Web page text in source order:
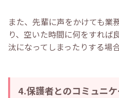
また、先輩に声をかけても業
り、空いた時間に何をすれば
汰になってしまったりする場
4.保護者とのコミュニ